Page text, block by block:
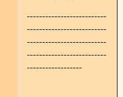
--------------------------
--------------------------
--------------------------
--------------------------
------------------